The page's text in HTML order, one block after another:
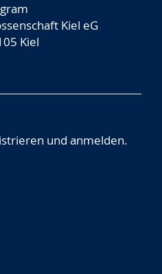
Kiel eG
Kiel
und anmelden.